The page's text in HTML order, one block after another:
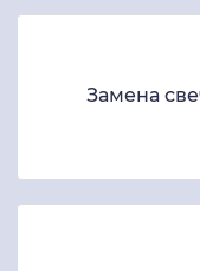
Замена